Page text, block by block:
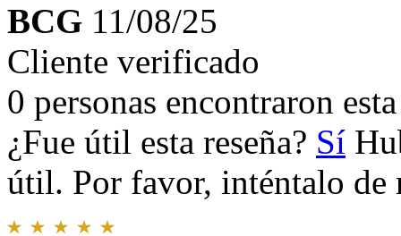
BCG 11/08/25
Cliente verificado
0 personas encontraron
¿Fue útil esta reseña? Sí
útil. Por favor, inténtalo de